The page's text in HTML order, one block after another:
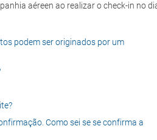
podem ser originados por um
Como sei se se confirma a